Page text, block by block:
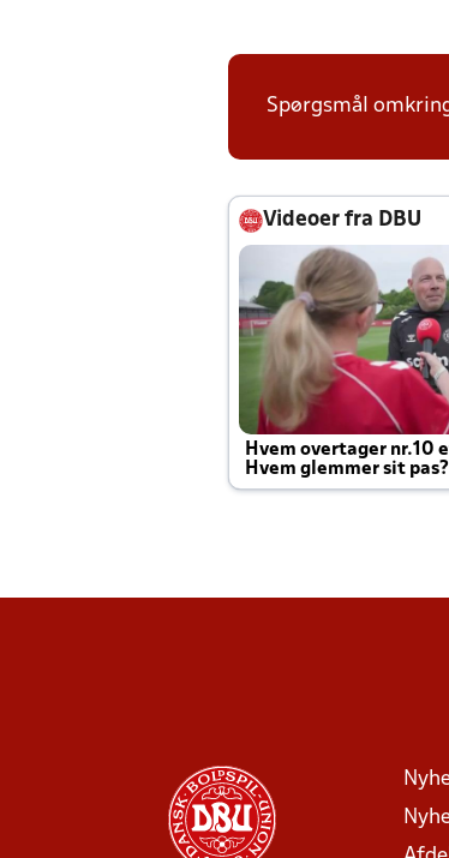
Spørgsmål
Videoer fra DBU
Hvem overtager nr.10
Hvem glemmer sit
Joachim altid til efter